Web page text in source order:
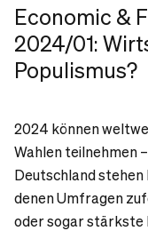
Economic &
2024/01:
Populismus?
2024 können
Wahlen teilnehmen
Deutschland stehen
denen Umfragen
oder sogar stärkste